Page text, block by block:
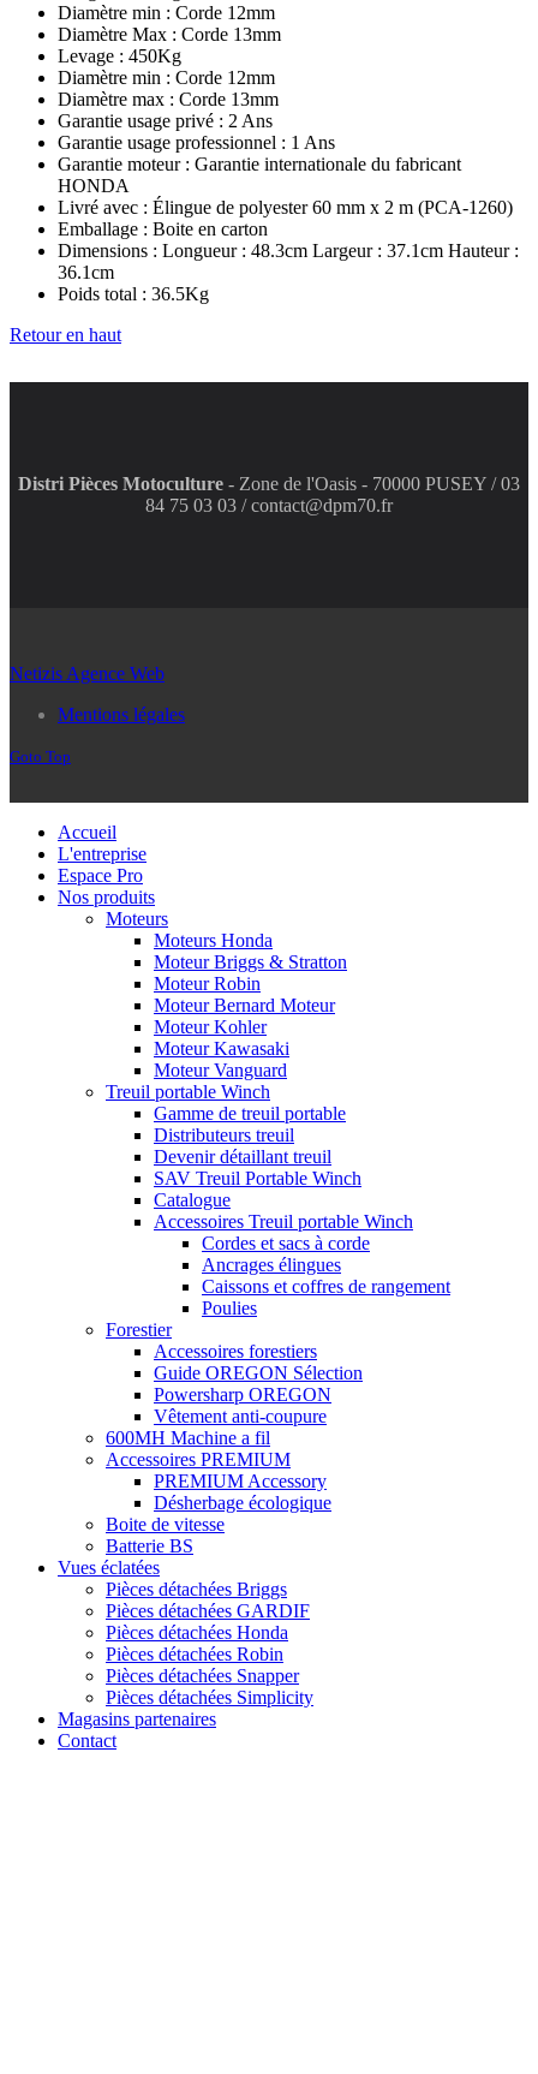
Diamètre min : Corde 12mm
Diamètre Max : Corde 13mm
Levage : 450Kg
Diamètre min : Corde 12mm
Diamètre max : Corde 13mm
Garantie usage privé : 2 Ans
Garantie usage professionnel : 1 Ans
Garantie moteur : Garantie internationale du fabricant
HONDA
Livré avec : Élingue de polyester 60 mm x 2 m (PCA-1260)
Emballage : Boite en carton
Dimensions : Longueur : 48.3cm Largeur : 37.1cm Hauteur :
36.1cm
Poids total : 36.5Kg
Retour en haut
Distri Pièces Motoculture - Zone de l'Oasis - 70000 PUSEY / 03
84 75 03 03 / contact@dpm70.fr
Netizis Agence Web
Mentions légales
Goto Top
Accueil
L'entreprise
Espace Pro
Nos produits
Moteurs
Moteurs Honda
Moteur Briggs & Stratton
Moteur Robin
Moteur Bernard Moteur
Moteur Kohler
Moteur Kawasaki
Moteur Vanguard
Treuil portable Winch
Gamme de treuil portable
Distributeurs treuil
Devenir détaillant treuil
SAV Treuil Portable Winch
Catalogue
Accessoires Treuil portable Winch
Cordes et sacs à corde
Ancrages élingues
Caissons et coffres de rangement
Poulies
Forestier
Accessoires forestiers
Guide OREGON Sélection
Powersharp OREGON
Vêtement anti-coupure
600MH Machine a fil
Accessoires PREMIUM
PREMIUM Accessory
Désherbage écologique
Boite de vitesse
Batterie BS
Vues éclatées
Pièces détachées Briggs
Pièces détachées GARDIF
Pièces détachées Honda
Pièces détachées Robin
Pièces détachées Snapper
Pièces détachées Simplicity
Magasins partenaires
Contact